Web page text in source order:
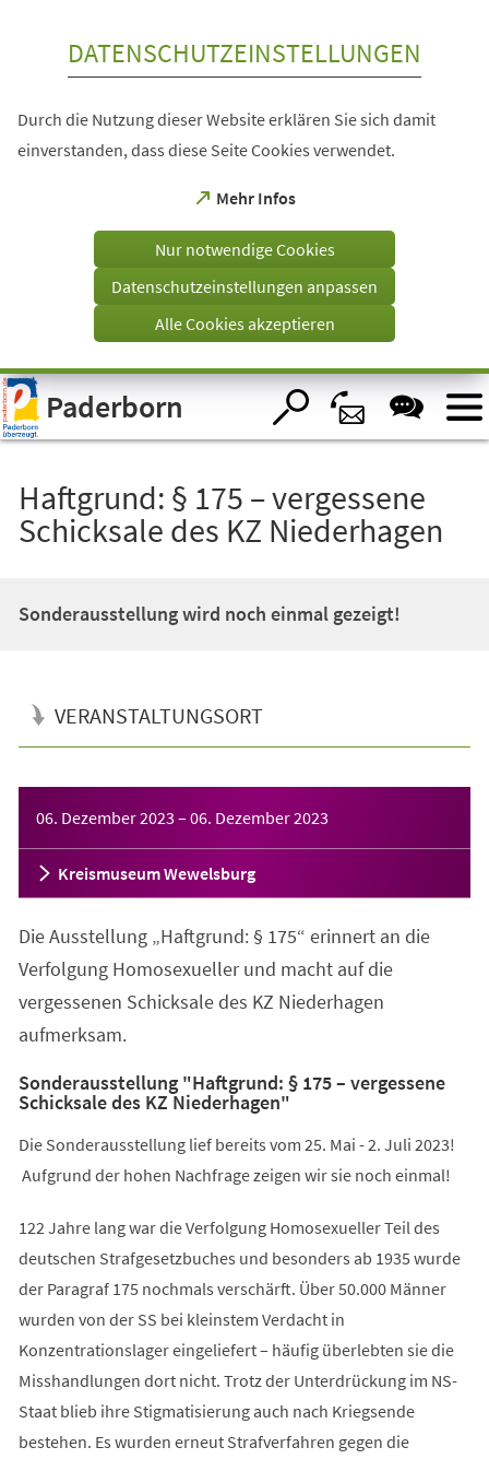
Visuelle
Assistenzsoftware
öffnen.
DATENSCHUTZEINSTELLUNGEN
Durch die Nutzung dieser Website erklären Sie sich damit
einverstanden, dass diese Seite Cookies verwendet.
Mehr Infos
(Öffnet
einem
Tab)
Nur notwendige Cookies
Datenschutzeinstellungen anpassen
Alle Cookies akzeptieren
Paderborn
Haftgrund: § 175 – vergessene
Schicksale des KZ Niederhagen
Sonderausstellung wird noch einmal gezeigt!
VERANSTALTUNGSORT
06. Dezember 2023 – 06. Dezember 2023
Kreismuseum Wewelsburg
Die Ausstellung „Haftgrund: § 175“ erinnert an die
Verfolgung Homosexueller und macht auf die
vergessenen Schicksale des KZ Niederhagen
aufmerksam.
Sonderausstellung "Haftgrund: § 175 – vergessene
Schicksale des KZ Niederhagen"
Die Sonderausstellung lief bereits vom 25. Mai - 2. Juli 2023!
Aufgrund der hohen Nachfrage zeigen wir sie noch einmal!
122 Jahre lang war die Verfolgung Homosexueller Teil des
deutschen Strafgesetzbuches und besonders ab 1935 wurde
der Paragraf 175 nochmals verschärft. Über 50.000 Männer
wurden von der SS bei kleinstem Verdacht in
Konzentrationslager eingeliefert – häufig überlebten sie die
Misshandlungen dort nicht. Trotz der Unterdrückung im NS-
Staat blieb ihre Stigmatisierung auch nach Kriegsende
bestehen. Es wurden erneut Strafverfahren gegen die